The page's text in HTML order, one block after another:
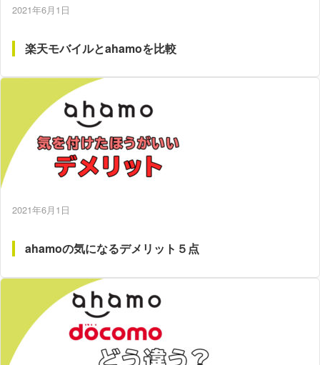
2021年6月1日
楽天モバイルとahamoを比較
2021年6月1日
ahamoの気になるデメリット５点